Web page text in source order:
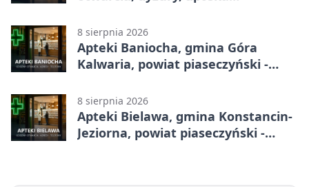
8 sierpnia 2026
Apteki Baniocha, gmina Góra
Kalwaria, powiat piaseczyński -
8 sierpnia 2026
Apteki Bielawa, gmina Konstancin-
Jeziorna, powiat piaseczyński -